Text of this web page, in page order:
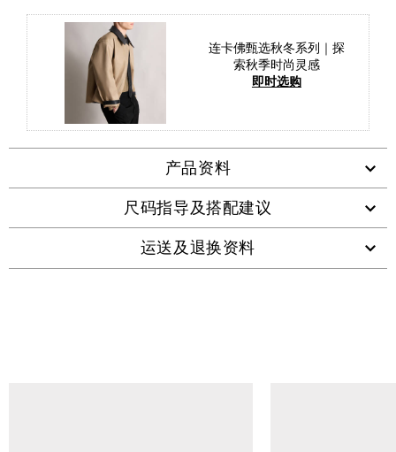
连卡佛甄选秋冬系列｜探
索秋季时尚灵感
即时选购
产品资料
尺码指导及搭配建议
运送及退换资料